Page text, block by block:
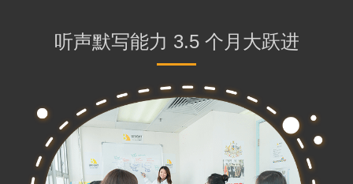
听声默写能力 3.5 个月大跃进